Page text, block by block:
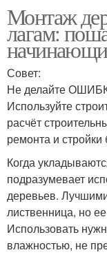
Монтаж
лагам:
Совет:
Не делайте
Используйте
расчёт
ремонта и стройки
Когда
подразумевает
деревьев.
лиственница, но
Использовать
влажностью, не